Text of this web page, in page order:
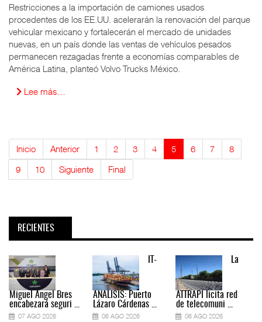
Restricciones a la importación de camiones usados
procedentes de los EE.UU. acelerarán la renovación del parque
vehicular mexicano y fortalecerán el mercado de unidades
nuevas, en un país donde las ventas de vehículos pesados
permanecen rezagadas frente a economías comparables de
América Latina, planteó Volvo Trucks México.
Lee más…
Inicio Anterior 1 2 3 4 5 6 7
8
9
10 Siguiente Final
RECIENTES
Miguel Ángel Bres
encabezará seguri ...
07 AGO 2026
IT-
ANÁLISIS: Puerto
Lázaro Cárdenas ...
06 AGO 2026
La
ATTRAPI licita red
de telecomuni ...
06 AGO 2026